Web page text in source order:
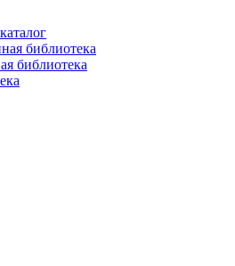
библиотека
библиотека